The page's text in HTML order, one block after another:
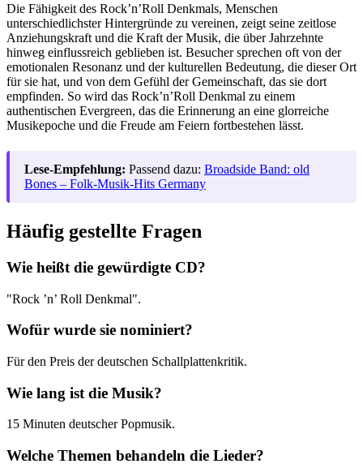
Die Fähigkeit des Rock’n’Roll Denkmals, Menschen
unterschiedlichster Hintergründe zu vereinen, zeigt seine zeitlose
Anziehungskraft und die Kraft der Musik, die über Jahrzehnte
hinweg einflussreich geblieben ist. Besucher sprechen oft von der
emotionalen Resonanz und der kulturellen Bedeutung, die dieser Ort
für sie hat, und von dem Gefühl der Gemeinschaft, das sie dort
empfinden. So wird das Rock’n’Roll Denkmal zu einem
authentischen Evergreen, das die Erinnerung an eine glorreiche
Musikepoche und die Freude am Feiern fortbestehen lässt.
Lese-Empfehlung: Passend dazu: Broadside Band: old
Bones – Folk-Musik-Hits Germany
Häufig gestellte Fragen
Wie heißt die gewürdigte CD?
"Rock ’n’ Roll Denkmal".
Wofür wurde sie nominiert?
Für den Preis der deutschen Schallplattenkritik.
Wie lang ist die Musik?
15 Minuten deutscher Popmusik.
Welche Themen behandeln die Lieder?